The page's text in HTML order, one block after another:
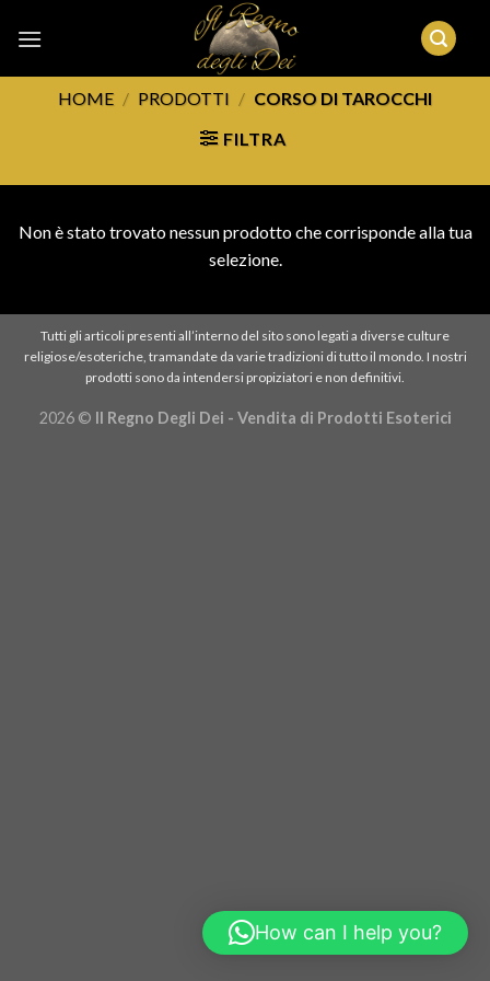
HOME / PRODOTTI / CORSO DI TAROCCHI
FILTRA
Non è stato trovato nessun prodotto che corrisponde alla tua
selezione.
Tutti gli articoli presenti all’interno del sito sono legati a diverse culture
religiose/esoteriche, tramandate da varie tradizioni di tutto il mondo. I nostri
prodotti sono da intendersi propiziatori e non definitivi.
2026 © Il Regno Degli Dei - Vendita di Prodotti Esoterici
How can I help you?